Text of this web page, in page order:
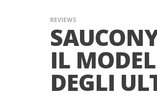
REVIEWS
IL
DEGLI